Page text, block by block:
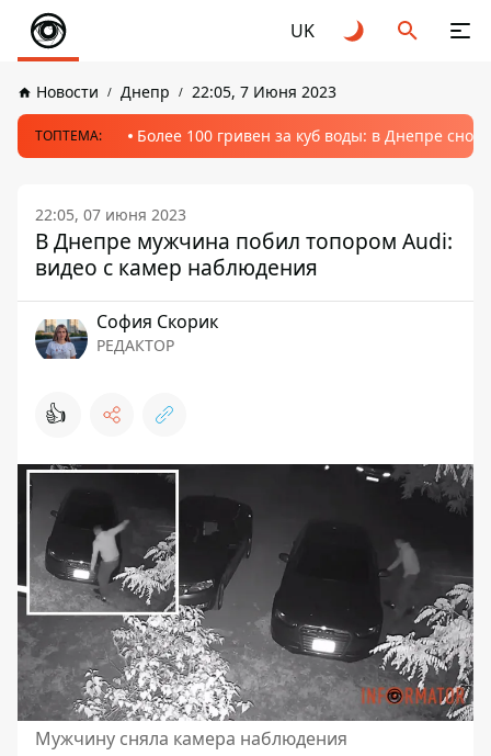
UK
Новости Днепр 22:05, 7 Июня 2023
ТОПТЕМА: Более 100 гривен за куб воды: в Днепре
22:05, 07 июня 2023
В Днепре мужчина побил топором Audi:
видео с камер наблюдения
София Скорик
РЕДАКТОР
👍
Мужчину сняла камера наблюдения